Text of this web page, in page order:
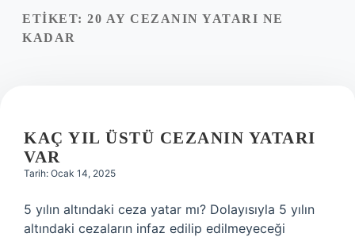
Yasal Uyarı
ETIKET: 20 AY CEZANIN YATARI NE
KADAR
KAÇ YIL ÜSTÜ CEZANIN YATARI
VAR
Tarih: Ocak 14, 2025
5 yılın altındaki ceza yatar mı? Dolayısıyla 5 yılın
altındaki cezaların infaz edilip edilmeyeceği